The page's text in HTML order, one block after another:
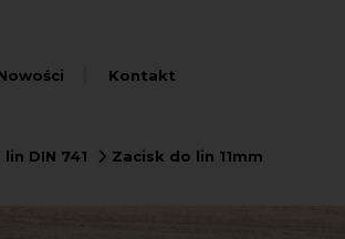
Kontakt
DIN 741 Zacisk do lin 11mm